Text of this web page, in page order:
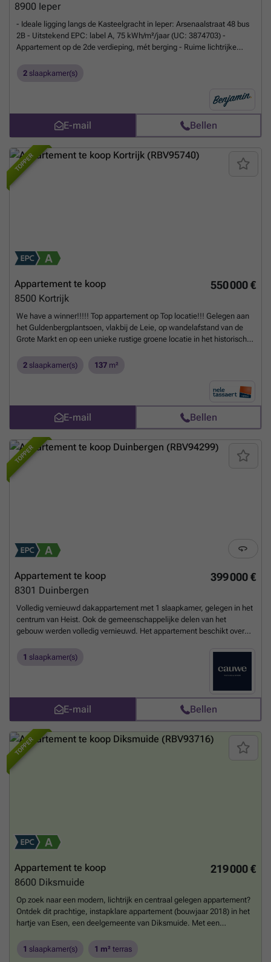
8900 Ieper
- Ideale ligging langs de Kasteelgracht in Ieper: Arsenaalstraat 48 bus
2B - Uitstekend EPC: label A, 75 kWh/m²/jaar (UC: 3874703) -
Appartement op de 2de verdieping, mét berging - Ruime lichtrijke
met ligbad, dubbele wastafel en toilet - Ruim, zongericht terras met
Meer weten?
2 slaapkamer(s)
E-mail Bellen
TOPPER
550 000 €
Appartement te koop
8500 Kortrijk
We have a winner!!!!! Top appartement op Top locatie!!! Gelegen aan
het Guldenbergplantsoen, vlakbij de Leie, op wandelafstand van de
Grote Markt en op een unieke rustige groene locatie in het historisch
bestaande uit hal met vestiaire en apart toilet, super ruime living met
van waar u een prachtig uitzicht heeft op het groene stadspark.
Volledige geïnstalleerde keuken met achterliggende berging. Twee
ruime slaapkamers met ingemaakte kasten met elk hun eigen
badkamer, waarvan één heel grote. Tevens voorzien van elektrische
stores en airco. Ondergrondse garagebox inbegrepen in de prijs. EPC
Label A!!! Bel of mail ons snel om deze topper te bezoeken!!!!
weten?
2 slaapkamer(s) 137 m²
E-mail Bellen
TOPPER
399 000 €
Appartement te koop
8301 Duinbergen
Volledig vernieuwd dakappartement met 1 slaapkamer, gelegen in het
centrum van Heist. Ook de gemeenschappelijke delen van het
gebouw werden volledig vernieuwd. Het appartement beschikt over
schuiframen die zorgen voor veel lichtinval en een open gevoel.
Moderne afwerking, lichtrijke leefruimte en een uitstekende ligging
vlak bij winkels, horeca en het strand. Geen btw van toepassing.Meer
1 slaapkamer(s)
E-mail Bellen
TOPPER
219 000 €
Appartement te koop
8600 Diksmuide
Op zoek naar een modern, lichtrijk en centraal gelegen appartement?
Ontdek dit prachtige, instapklare appartement (bouwjaar 2018) in het
hartje van Esen, een deelgemeente van Diksmuide. Met een
energiefactuur en maximaal comfort. Troeven: * Energiezuinig (A-
1 slaapkamer(s) 1 m² terras